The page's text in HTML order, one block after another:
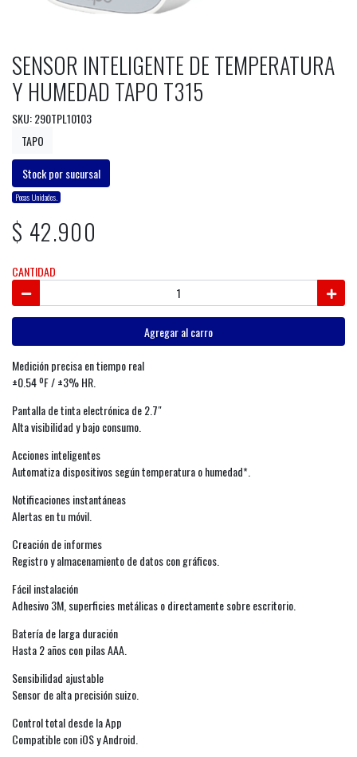
SENSOR INTELIGENTE DE TEMPERATURA
Y HUMEDAD TAPO T315
SKU: 290TPL10103
TAPO
Stock por sucursal
Pocas Unidades.
$ 42.900
CANTIDAD
Agregar al carro
Medición precisa en tiempo real
±0.54 ºF / ±3% HR.
Pantalla de tinta electrónica de 2.7″
Alta visibilidad y bajo consumo.
Acciones inteligentes
Automatiza dispositivos según temperatura o humedad*.
Notificaciones instantáneas
Alertas en tu móvil.
Creación de informes
Registro y almacenamiento de datos con gráficos.
Fácil instalación
Adhesivo 3M, superficies metálicas o directamente sobre escritorio.
Batería de larga duración
Hasta 2 años con pilas AAA.
Sensibilidad ajustable
Sensor de alta precisión suizo.
Control total desde la App
Compatible con iOS y Android.